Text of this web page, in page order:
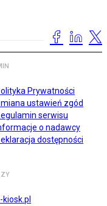
Prywatności
ustawień zgód
serwisu
o nadawcy
dostępności
kiosk.pl